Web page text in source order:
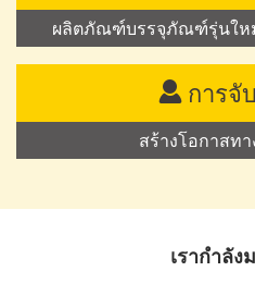
ผลิตภัณฑ์บรรจุภัณฑ์รุ่นให
การจั
สร้างโอกาสท
เรากำลัง